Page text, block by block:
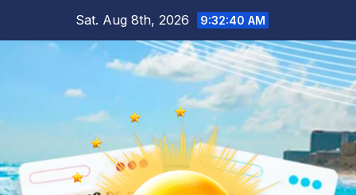
Sat. Aug 8th, 2026 9:32:42 AM